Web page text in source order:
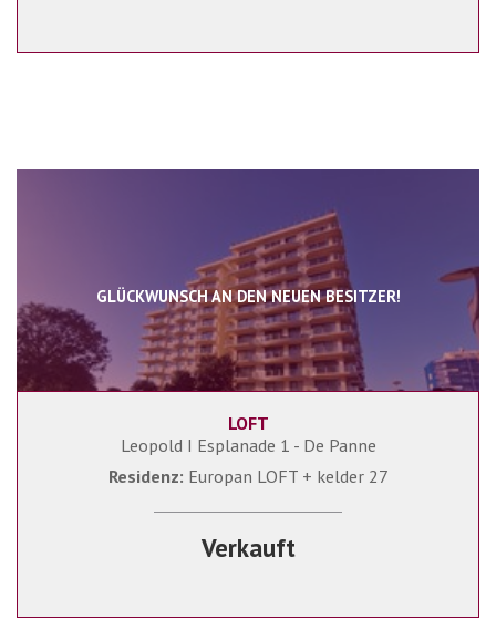
GLÜCKWUNSCH AN DEN NEUEN BESITZER!
LOFT
Leopold I Esplanade 1 - De Panne
Residenz: Europan LOFT + kelder 27
Verkauft